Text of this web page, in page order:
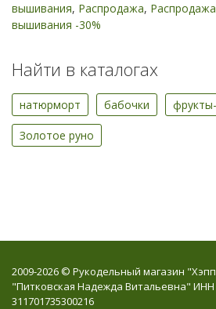
вышивания, Распродажа,
вышивания -30%
Найти в каталогах
натюрморт бабочки
Золотое руно
2009-2026 © Рукодельный магазин
"Питковская Надежда Витальевна" ИНН
311701735300216